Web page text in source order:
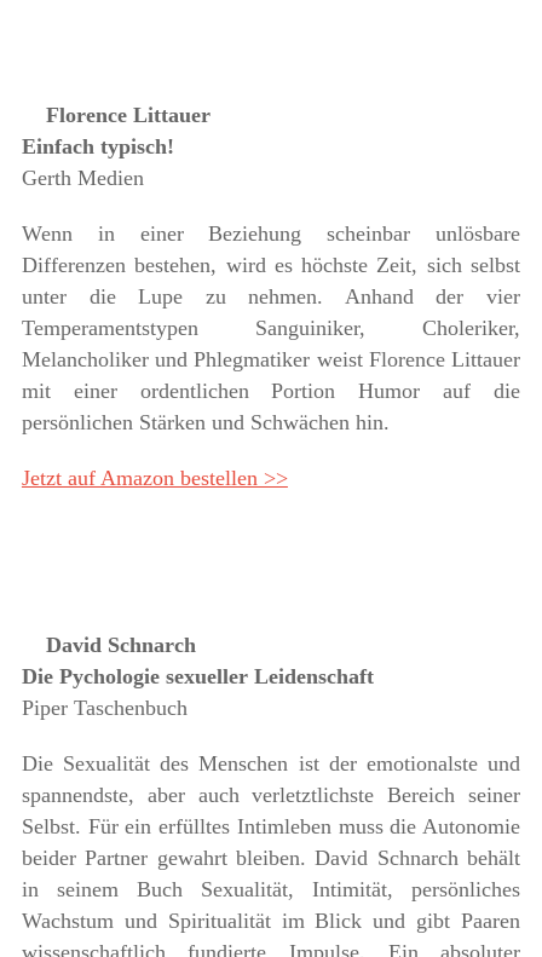
Florence Littauer
Einfach typisch!
Gerth Medien
Wenn in einer Beziehung scheinbar unlösbare
Differenzen bestehen, wird es höchste Zeit, sich selbst
unter die Lupe zu nehmen. Anhand der vier
Temperamentstypen Sanguiniker, Choleriker,
Melancholiker und Phlegmatiker weist Florence Littauer
mit einer ordentlichen Portion Humor auf die
persönlichen Stärken und Schwächen hin.
Jetzt auf Amazon bestellen >>
David Schnarch
Die Pychologie sexueller Leidenschaft
Piper Taschenbuch
Die Sexualität des Menschen ist der emotionalste und
spannendste, aber auch verletztlichste Bereich seiner
Selbst. Für ein erfülltes Intimleben muss die Autonomie
beider Partner gewahrt bleiben. David Schnarch behält
in seinem Buch Sexualität, Intimität, persönliches
Wachstum und Spiritualität im Blick und gibt Paaren
wissenschaftlich fundierte Impulse. Ein absoluter